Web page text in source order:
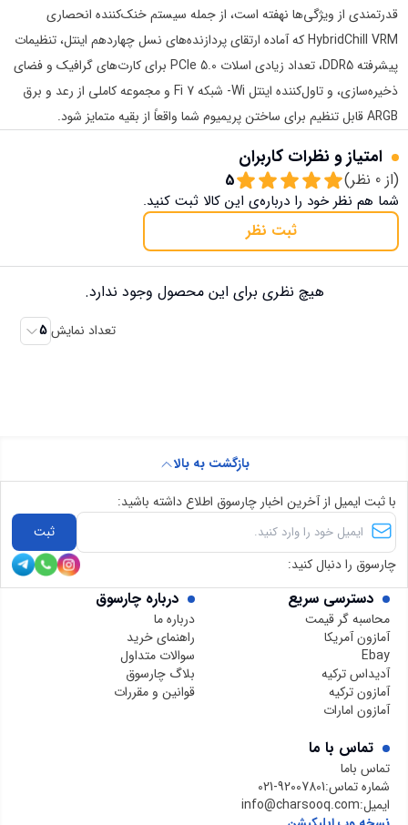
قدرتمندی از ویژگی‌ها نهفته است، از جمله سیستم خنک‌کننده انحصاری
HybridChill VRM که آماده ارتقای پردازنده‌های نسل چهاردهم اینتل، تنظیمات
پیشرفته DDR5، تعداد زیادی اسلات PCIe 5.0 برای کارت‌های گرافیک و فضای
ذخیره‌سازی، و تاول‌کننده اینتل Wi- شبکه Fi 7 و مجموعه کاملی از رعد و برق
ARGB قابل تنظیم برای ساختن پریمیوم شما واقعاً از بقیه متمایز شود.
امتیاز و نظرات کاربران
(از 0 نظر) 5
شما هم نظر خود را درباره‌ی این کالا ثبت کنید.
ثبت نظر
هیچ نظری برای این محصول وجود ندارد.
تعداد نمایش 5
دسترسی سریع
محاسبه گر قیمت
آمازون آمریکا
Ebay
آدیداس ترکیه
آمازون ترکیه
آمازون امارات
درباره چارسوق
درباره ما
راهنمای خرید
سوالات متداول
بلاگ چارسوق
قوانین و مقررات
تماس با ما
تماس باما
شماره تماس:021-92007801
ایمیل:info@charsooq.com
بازگشت به بالا
با ثبت ایمیل از آخرین اخبار چارسوق اطلاع داشته باشید:
ثبت
چارسوق را دنبال کنید: